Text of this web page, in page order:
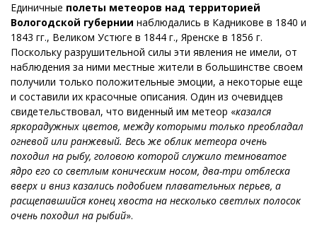
Единичные полеты метеоров над территорией
Вологодской губернии наблюдались в Кадникове в 1840 и
1843 гг., Великом Устюге в 1844 г., Яренске в 1856 г.
Поскольку разрушительной силы эти явления не имели, от
наблюдения за ними местные жители в большинстве своем
получили только положительные эмоции, а некоторые еще
и составили их красочные описания. Один из очевидцев
свидетельствовал, что виденный им метеор «казался
яркорадужных цветов, между которыми только преобладал
огневой или ранжевый. Весь же облик метеора очень
походил на рыбу, головою которой служило темноватое
ядро его со светлым коническим носом, два-три отблеска
вверх и вниз казались подобием плавательных перьев, а
расщепавшийся конец хвоста на несколько светлых полосок
очень походил на рыбий».